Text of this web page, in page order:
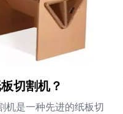
切割机？
机是一种先进的纸板切